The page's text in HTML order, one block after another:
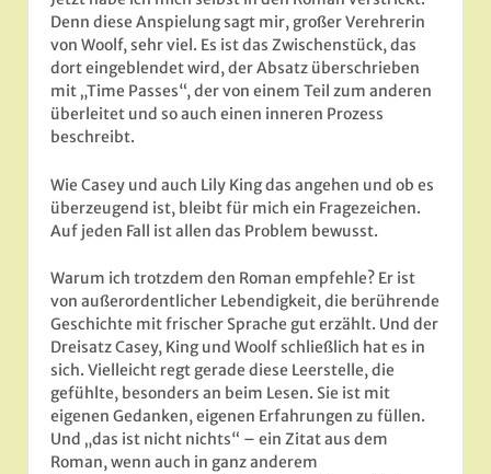
Denn diese Anspielung sagt mir, großer Verehrerin
von Woolf, sehr viel. Es ist das Zwischenstück, das
dort eingeblendet wird, der Absatz überschrieben
mit „Time Passes“, der von einem Teil zum anderen
überleitet und so auch einen inneren Prozess
beschreibt.
Wie Casey und auch Lily King das angehen und ob es
überzeugend ist, bleibt für mich ein Fragezeichen.
Auf jeden Fall ist allen das Problem bewusst.
Warum ich trotzdem den Roman empfehle? Er ist
von außerordentlicher Lebendigkeit, die berührende
Geschichte mit frischer Sprache gut erzählt. Und der
Dreisatz Casey, King und Woolf schließlich hat es in
sich. Vielleicht regt gerade diese Leerstelle, die
gefühlte, besonders an beim Lesen. Sie ist mit
eigenen Gedanken, eigenen Erfahrungen zu füllen.
Und „das ist nicht nichts“ – ein Zitat aus dem
Roman, wenn auch in ganz anderem